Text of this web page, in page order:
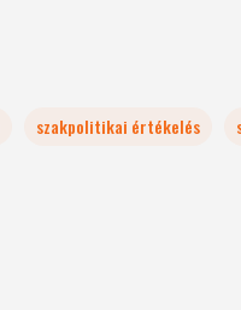
szakpolitikai értékelés